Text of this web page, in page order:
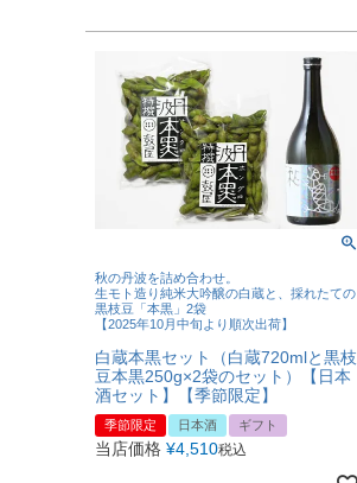
秋の丹波を詰め合わせ。
生モト造り純米大吟醸の白蔵と、採れたての
黒枝豆「本黒」2袋
【2025年10月中旬より順次出荷】
白蔵本黒セット（白蔵720mlと黒枝
豆本黒250g×2袋のセット）【日本
酒セット】【季節限定】
季節限定 日本酒 ギフト
当店価格 ¥4,510税込